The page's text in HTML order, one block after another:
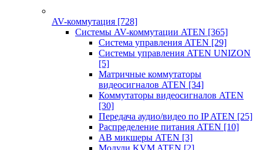
AV-коммутация [728]
Системы AV-коммутации ATEN [365]
Система управления ATEN [29]
Системы управления ATEN UNIZON
[5]
Матричные коммутаторы
видеосигналов ATEN [34]
Коммутаторы видеосигналов ATEN
[30]
Передача аудио/видео по IP ATEN [25]
Распределение питания ATEN [10]
АВ микшеры ATEN [3]
Модули KVM ATEN [2]